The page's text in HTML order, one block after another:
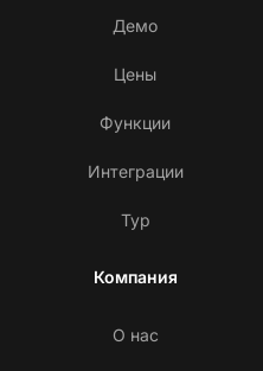
Демо
Цены
Функции
Интеграции
Тур
Компания
О нас